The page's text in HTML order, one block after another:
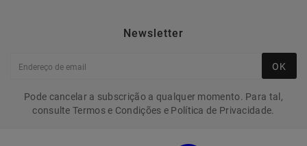
Newsletter
OK
Pode cancelar a subscrição a qualquer momento. Para tal,
consulte Termos e Condições e Política de Privacidade.